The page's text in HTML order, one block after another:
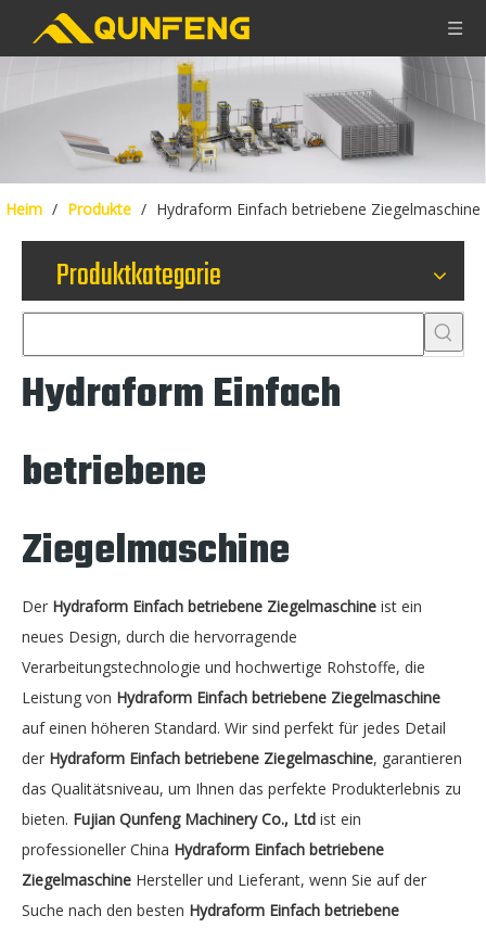
Heim / Produkte / Hydraform Einfach betriebene Ziegelmaschine
Produktkategorie
Hydraform Einfach
betriebene
Ziegelmaschine
Der Hydraform Einfach betriebene Ziegelmaschine ist ein
neues Design, durch die hervorragende
Verarbeitungstechnologie und hochwertige Rohstoffe, die
Leistung von Hydraform Einfach betriebene Ziegelmaschine
auf einen höheren Standard. Wir sind perfekt für jedes Detail
der Hydraform Einfach betriebene Ziegelmaschine, garantieren
das Qualitätsniveau, um Ihnen das perfekte Produkterlebnis zu
bieten. Fujian Qunfeng Machinery Co., Ltd ist ein
professioneller China Hydraform Einfach betriebene
Ziegelmaschine Hersteller und Lieferant, wenn Sie auf der
Suche nach den besten Hydraform Einfach betriebene